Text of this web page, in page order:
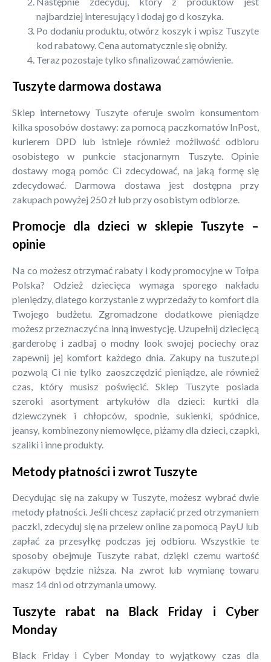
najbardziej interesujący i dodaj go d koszyka.
Po dodaniu produktu, otwórz koszyk i wpisz Tuszyte
kod rabatowy. Cena automatycznie się obniży.
Teraz pozostaje tylko sfinalizować zamówienie.
Tuszyte darmowa dostawa
Sklep internetowy Tuszyte oferuje swoim konsumentom
kilka sposobów dostawy: za pomocą paczkomatów InPost,
kurierem DPD lub istnieje również możliwość odbioru
osobistego w punkcie stacjonarnym Tuszyte. Opinie
dostawy mogą pomóc Ci zdecydować, na jaką formę się
zdecydować. Darmowa dostawa jest dostępna przy
zakupach powyżej 250 zł lub przy osobistym odbiorze.
Promocje dla dzieci w sklepie Tuszyte –
opinie
Na co możesz otrzymać rabaty i kody promocyjne w Tołpa
Polska? Odzież dziecięca wymaga sporego nakładu
pieniędzy, dlatego korzystanie z wyprzedaży to komfort dla
Twojego budżetu. Zgromadzone dodatkowe pieniądze
możesz przeznaczyć na inną inwestycję. Uzupełnij dziecięcą
garderobę i zadbaj o modny look swojej pociechy oraz
zapewnij jej komfort każdego dnia. Zakupy na tuszute.pl
pozwolą Ci nie tylko zaoszczędzić pieniądze, ale również
czas, który musisz poświęcić. Sklep Tuszyte posiada
szeroki asortyment artykułów dla dzieci: kurtki dla
dziewczynek i chłopców, spodnie, sukienki, spódnice,
jeansy, kombinezony niemowlęce, piżamy dla dzieci, czapki,
szaliki i inne produkty.
Metody płatności i zwrot Tuszyte
Decydując się na zakupy w Tuszyte, możesz wybrać dwie
metody płatności. Jeśli chcesz zapłacić przed otrzymaniem
paczki, zdecyduj się na przelew online za pomocą PayU lub
zapłać za przesyłkę podczas jej odbioru. Wszystkie te
sposoby obejmuje Tuszyte rabat, dzięki czemu wartość
zakupów będzie niższa. Na zwrot lub wymianę towaru
masz 14 dni od otrzymania umowy.
Tuszyte rabat na Black Friday i Cyber
Monday
Black Friday i Cyber Monday to wyjątkowy czas dla